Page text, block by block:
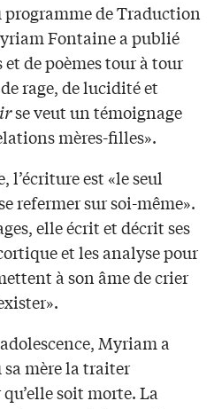
de Traduction
Fontaine a publié
de poèmes tour à tour
rage, de lucidité et
se veut un témoignage
mères-filles».
l’écriture est «le seul
refermer sur soi-même».
elle écrit et décrit ses
et les analyse pour
à son âme de crier
Myriam a
mère la traiter
soit morte. La